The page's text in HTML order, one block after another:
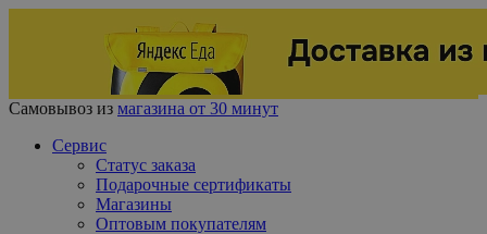
Самовывоз из магазина от 30 минут
Сервис
Статус заказа
Подарочные сертификаты
Магазины
Оптовым покупателям